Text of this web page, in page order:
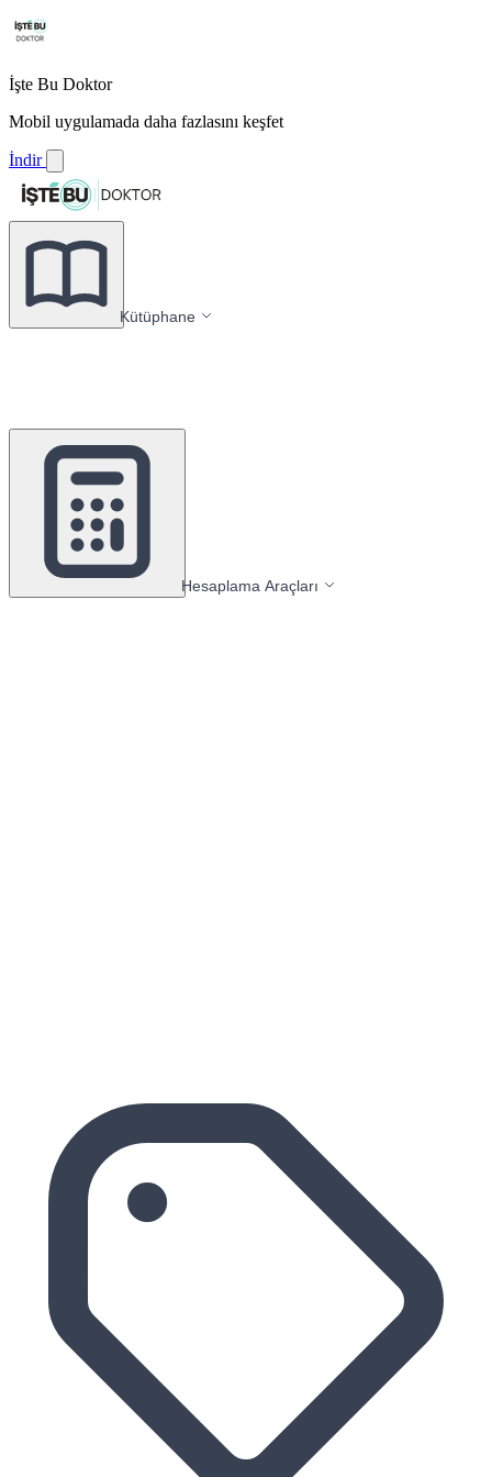
İşte Bu Doktor
Mobil uygulamada daha fazlasını keşfet
İndir
Kütüphane
Hesaplama Araçları